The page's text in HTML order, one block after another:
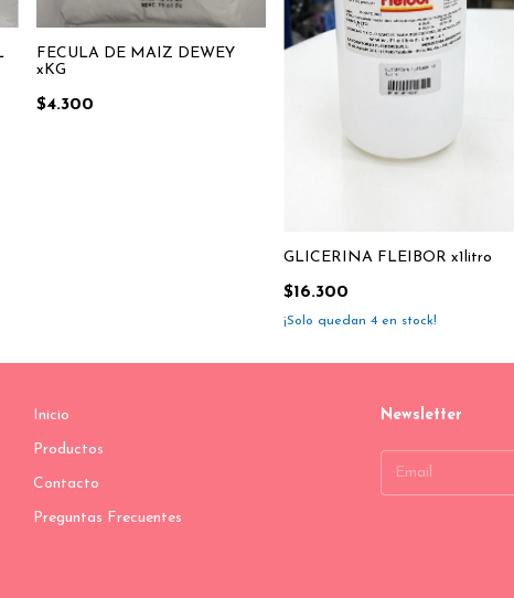
FECULA DE MAIZ DEWEY
xKG
$4.300
GLICERINA FLEIBOR x1litro
$16.300
¡Solo quedan4 en stock!
Inicio
Productos
Contacto
Preguntas Frecuentes
Newsletter